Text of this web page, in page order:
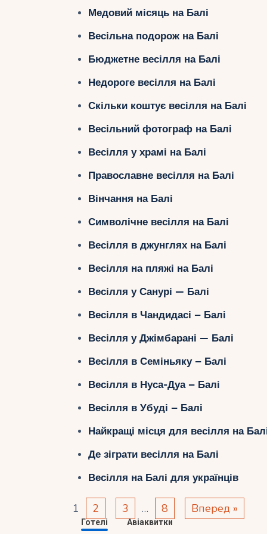
Медовий місяць на Балі
Весільна подорож на Балі
Бюджетне весілля на Балі
Недороге весілля на Балі
Скільки коштує весілля на Балі
Весільний фотограф на Балі
Весілля у храмі на Балі
Православне весілля на Балі
Вінчання на Балі
Символічне весілля на Балі
Весілля в джунглях на Балі
Весілля на пляжі на Балі
Весілля у Санурі — Балі
Весілля в Чандидасі – Балі
Весілля у Джімбарані — Балі
Весілля в Семіньяку – Балі
Весілля в Нуса-Дуа – Балі
Весілля в Убуді – Балі
Найкращі місця для весілля на
Де зіграти весілля на Балі
Весілля на Балі для українців
1 2 3 … 8 Вперед »